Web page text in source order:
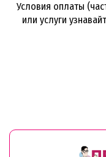
Условия оплаты
или услуги